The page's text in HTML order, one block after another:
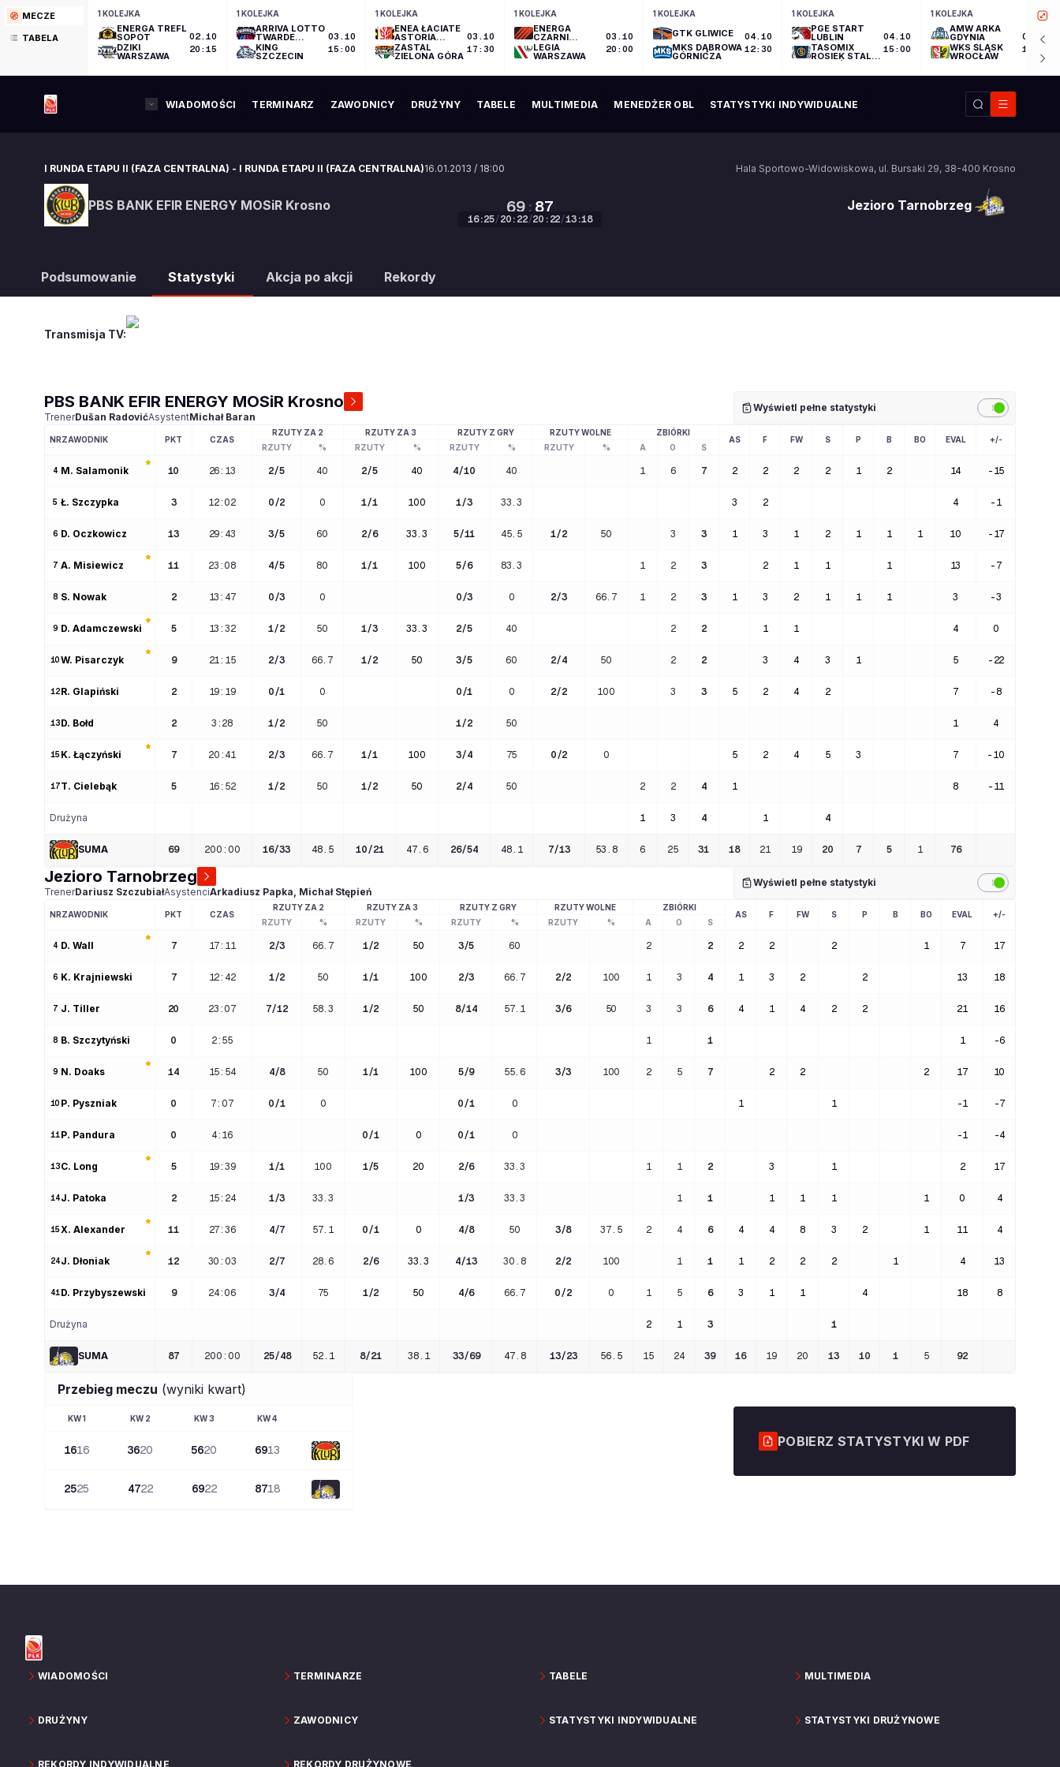
MECZE
TABELA
1 KOLEJKA
ENERGA TREFL
SOPOT
DZIKI
WARSZAWA
02.10
20:15
1 KOLEJKA
ARRIVA LOTTO
TWARDE
PIERNIKI
TORUŃ
KING
SZCZECIN
03.10
15:00
1 KOLEJKA
ENEA ŁACIATE
ASTORIA
BYDGOSZCZ
ZASTAL
ZIELONA GÓRA
03.10
17:30
1 KOLEJKA
ENERGA
CZARNI
SŁUPSK
LEGIA
WARSZAWA
03.10
20:00
1 KOLEJKA
GTK GLIWICE
MKS DĄBROWA
GÓRNICZA
04.10
12:30
1 KOLEJKA
PGE START
LUBLIN
TASOMIX
ROSIEK STAL
WIELKOPOLSKI
04.10
15:00
1 KOLEJKA
AMW ARKA
GDYNIA
WKS ŚLĄSK
WROCŁAW
04.10
17:30
WIADOMOŚCI TERMINARZ ZAWODNICY DRUŻYNY TABELE MULTIMEDIA MENEDŻER OBL STATYSTYKI INDYWIDUALNE
I RUNDA ETAPU II (FAZA CENTRALNA) - I RUNDA ETAPU II (FAZA CENTRALNA)16.01.2013 / 18:00 Hala Sportowo-Widowiskowa, ul. Bursaki 29, 38-400 Krosno
PBS BANK EFIR ENERGY MOSiR Krosno 69 : 87 Jezioro Tarnobrzeg
16:25/20 : 22/20 : 22/13:18
Podsumowanie Statystyki Akcja po akcji Rekordy
Transmisja TV:
PBS BANK EFIR ENERGY MOSiR Krosno
TrenerDušan RadovićAsystentMichał Baran
Wyświetl pełne statystyki
NRZAWODNIK PKT CZAS
RZUTY ZA 2 RZUTY ZA 3 RZUTY Z GRY RZUTY WOLNE ZBIÓRKI
AS F FW S P B BO EVAL
+/-
RZUTY
% RZUTY % RZUTY % RZUTY % A O S
4 M. Salamonik 10 26:13 2/5 40 2/5 40 4/10 40 1 6 7 2 2 2 2 1 2 14 -15
5 Ł. Szczypka 3 12:02 0/2 0 1/1 100 1/3 33.3 3 2 4 -1
6 D. Oczkowicz 13 29:43 3/5 60 2/6 33.3 5/11 45.5 1/2 50 3 3 1 3 1 2 1 1 1 10 -17
7 A. Misiewicz 11 23:08 4/5 80 1/1 100 5/6 83.3 1 2 3 2 1 1 1 13 -7
8 S. Nowak 2 13:47 0/3 0 0/3 0 2/3 66.7 1 2 3 1 3 2 1 1 1 3 -3
9 D. Adamczewski 5 13:32 1/2 50 1/3 33.3 2/5 40 2 2 1 1 4 0
10W. Pisarczyk 9 21:15 2/3 66.7 1/2 50 3/5 60 2/4 50 2 2 3 4 3 1 5 -22
12 R. Glapiński 2 19:19 0/1 0 0/1 0 2/2 100 3 3 5 2 4 2 7 -8
13 D. Bołd 2 3:28 1/2 50 1/2 50 1 4
15 K. Łączyński 7 20:41 2/3 66.7 1/1 100 3/4 75 0/2 0 5 2 4 5 3 7 -10
17 T. Cielebąk 5 16:52 1/2 50 1/2 50 2/4 50 2 2 4 1 8 -11
Drużyna 1 3 4 1 4
SUMA 69 200 : 00 16/33 48.5 10/21 47.6 26/54 48.1 7/13 53.8 6 25 31 18 21 19 20 7 5 1 76
Jezioro Tarnobrzeg
TrenerDariusz SzczubiałAsystenciArkadiusz Papka, Michał Stępień
Wyświetl pełne statystyki
NRZAWODNIK PKT CZAS
RZUTY ZA 2 RZUTY ZA 3 RZUTY Z GRY RZUTY WOLNE ZBIÓRKI
AS F FW S P B BO EVAL
+/-
RZUTY
% RZUTY % RZUTY % RZUTY % A O S
4 D. Wall 7 17:11 2/3 66.7 1/2 50 3/5 60 2 2 2 2 2 1 7 17
6 K. Krajniewski 7 12:42 1/2 50 1/1 100 2/3 66.7 2/2 100 1 3 4 1 3 2 2 13 18
7 J. Tiller 20 23:07 7/12 58.3 1/2 50 8/14 57.1 3/6 50 3 3 6 4 1 4 2 2 21 16
8 B. Szczytyński 0 2:55 1 1 1 -6
9 N. Doaks 14 15:54 4/8 50 1/1 100 5/9 55.6 3/3 100 2 5 7 2 2 2 17 10
10 P. Pyszniak 0 7:07 0/1 0 0/1 0 1 1 -1 -7
11 P. Pandura 0 4:16 0/1 0 0/1 0 -1 -4
13 C. Long 5 19:39 1/1 100 1/5 20 2/6 33.3 1 1 2 3 1 2 17
14 J. Patoka 2 15:24 1/3 33.3 1/3 33.3 1 1 1 1 1 1 0 4
15X. Alexander 11 27:36 4/7 57.1 0/1 0 4/8 50 3/8 37.5 2 4 6 4 4 8 3 2 1 11 4
24 J. Dłoniak 12 30:03 2/7 28.6 2/6 33.3 4/13 30.8 2/2 100 1 1 1 2 2 2 1 4 13
41 D. Przybyszewski 9 24:06 3/4 75 1/2 50 4/6 66.7 0/2 0 1 5 6 3 1 1 4 18 8
Drużyna 2 1 3 1
SUMA 87 200 : 00 25/48 52.1 8/21 38.1 33/69 47.8 13/23 56.5 15 24 39 16 19 20 13 10 1 5 92
Przebieg meczu (wyniki kwart)
KW1 KW 2 KW3 KW4
1616 3620 5620 6913
2525 4722 6922 8718
POBIERZ STATYSTYKI W PDF
WIADOMOŚCI TERMINARZE TABELE MULTIMEDIA
DRUŻYNY ZAWODNICY STATYSTYKI INDYWIDUALNE STATYSTYKI DRUŻYNOWE
REKORDY INDYWIDUALNE REKORDY DRUŻYNOWE